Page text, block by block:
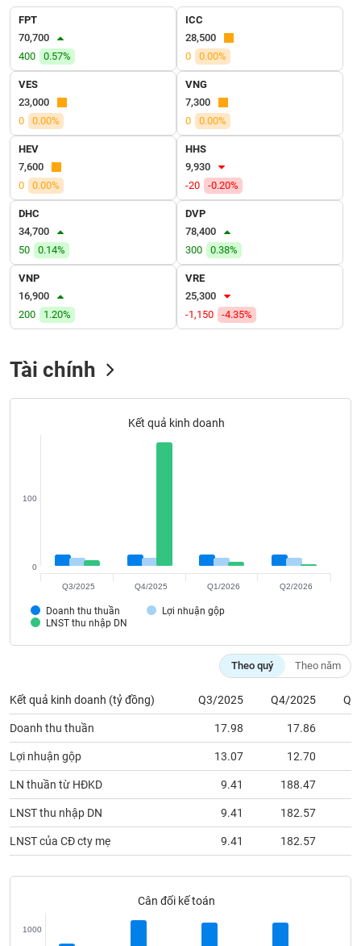
FPT
70,700
400
0.57%
ICC
28,500
0
0.00%
VES
23,000
0
0.00%
VNG
7,300
0
0.00%
HEV
7,600
0
0.00%
HHS
9,930
-20
-0.20%
DHC
34,700
50
0.14%
DVP
78,400
300
0.38%
VNP
16,900
200
1.20%
VRE
25,300
-1,150
-4.35%
Tài chính
Kết quả kinh doanh
Doanh thu thuần
Lợi nhuận gộp
LNST thu nhập DN
0
100
Q3/2025 Q4/2025 Q1/2026 Q2/2026
Theo quý Theo năm
Kết quả kinh doanh (tỷ đồng) Q3/2025 Q4/2025
Doanh thu thuần 17.98 17.86
Lợi nhuận gộp 13.07 12.70
LN thuần từ HĐKD 9.41 188.47
LNST thu nhập DN 9.41 182.57
LNST của CĐ cty mẹ 9.41 182.57
Cân đối kế toán
1000
VỤ
TRUYỀN
THÔNG
TIỆN
ÍCH
BẤT
ĐỘNG
SẢN
Mã
chứng
khoán
(-)
Tất cả Cổ phiếu
của
tác
Báo
cáo
phân
tích
(-)
Thuật
ngữ
(-)